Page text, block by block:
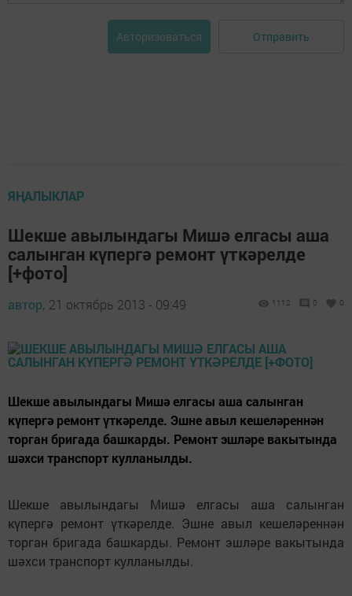
Авторизоваться Отправить
ЯҢАЛЫКЛАР
Шекше авылындагы Мишә елгасы аша
салынган күпергә ремонт үткәрелде
[+фото]
автор, 21 октябрь 2013 - 09:49 1112 0 0
Шекше авылындагы Мишә елгасы аша салынган
күпергә ремонт үткәрелде. Эшне авыл кешеләреннән
торган бригада башкарды. Ремонт эшләре вакытында
шәхси транспорт кулланылды.
Шекше авылындагы Мишә елгасы аша салынган
күпергә ремонт үткәрелде. Эшне авыл кешеләреннән
торган бригада башкарды. Ремонт эшләре вакытында
шәхси транспорт кулланылды.